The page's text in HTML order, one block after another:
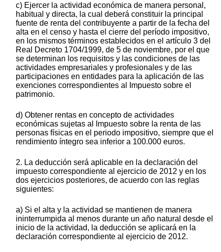
c) Ejercer la actividad económica de manera personal,
habitual y directa, la cual deberá constituir la principal
fuente de renta del contribuyente a partir de la fecha del
alta en el censo y hasta el cierre del período impositivo,
en los mismos términos establecidos en el artículo 3 del
Real Decreto 1704/1999, de 5 de noviembre, por el que
se determinan los requisitos y las condiciones de las
actividades empresariales y profesionales y de las
participaciones en entidades para la aplicación de las
exenciones correspondientes al Impuesto sobre el
patrimonio.
d) Obtener rentas en concepto de actividades
económicas sujetas al Impuesto sobre la renta de las
personas físicas en el periodo impositivo, siempre que el
rendimiento íntegro sea inferior a 100.000 euros.
2. La deducción será aplicable en la declaración del
impuesto correspondiente al ejercicio de 2012 y en los
dos ejercicios posteriores, de acuerdo con las reglas
siguientes:
a) Si el alta y la actividad se mantienen de manera
ininterrumpida al menos durante un año natural desde el
inicio de la actividad, la deducción se aplicará en la
declaración correspondiente al ejercicio de 2012.